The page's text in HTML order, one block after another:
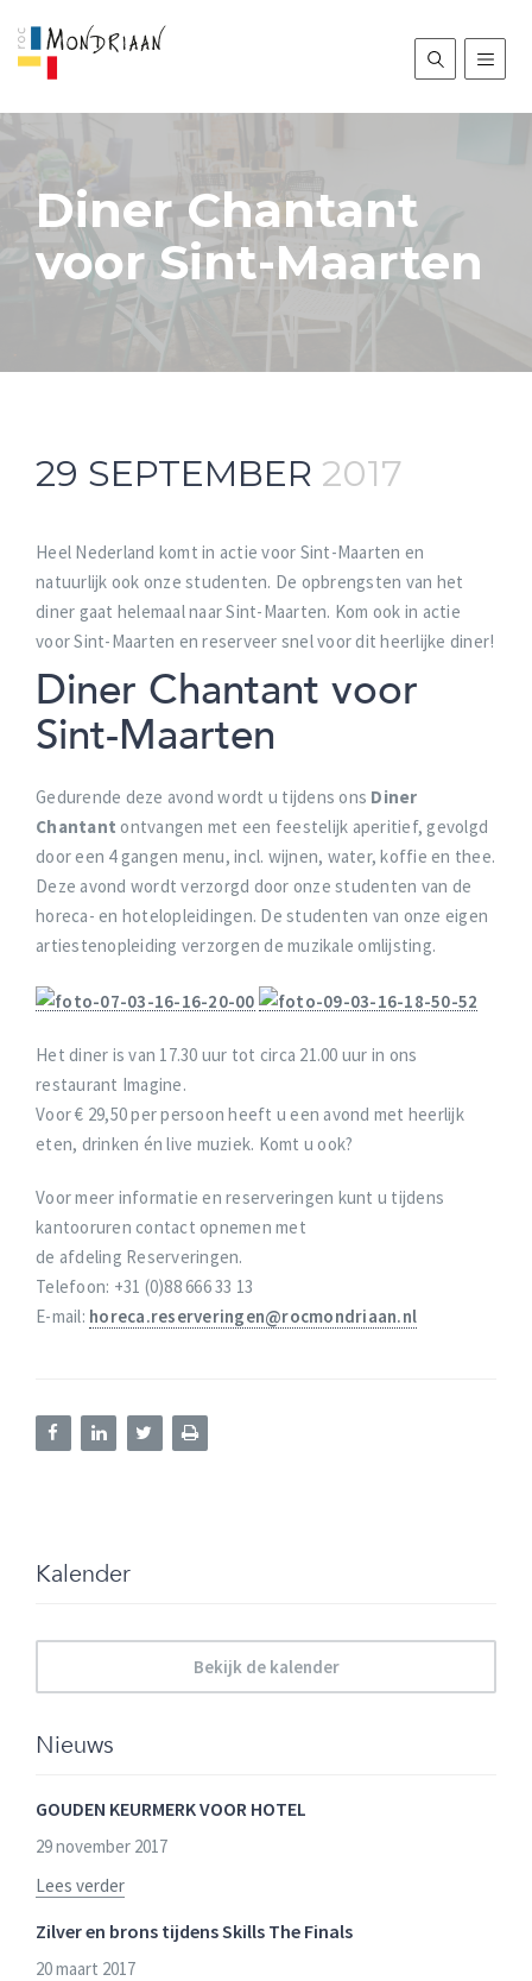
Diner Chantant
voor Sint-Maarten
29 SEPTEMBER 2017
Heel Nederland komt in actie voor Sint-Maarten en
natuurlijk ook onze studenten. De opbrengsten van het
diner gaat helemaal naar Sint-Maarten. Kom ook in actie
voor Sint-Maarten en reserveer snel voor dit heerlijke diner!
Diner Chantant voor
Sint-Maarten
Gedurende deze avond wordt u tijdens ons Diner
Chantant ontvangen met een feestelijk aperitief, gevolgd
door een 4 gangen menu, incl. wijnen, water, koffie en thee.
Deze avond wordt verzorgd door onze studenten van de
horeca- en hotelopleidingen. De studenten van onze eigen
artiestenopleiding verzorgen de muzikale omlijsting.
Het diner is van 17.30 uur tot circa 21.00 uur in ons
restaurant Imagine.
Voor € 29,50 per persoon heeft u een avond met heerlijk
eten, drinken én live muziek. Komt u ook?
Voor meer informatie en reserveringen kunt u tijdens
kantooruren contact opnemen met
de afdeling Reserveringen.
Telefoon: +31 (0)88 666 33 13
E-mail: horeca.reserveringen@rocmondriaan.nl
Kalender
Bekijk de kalender
Nieuws
GOUDEN KEURMERK VOOR HOTEL
29 november 2017
Lees verder
Zilver en brons tijdens Skills The Finals
20 maart 2017